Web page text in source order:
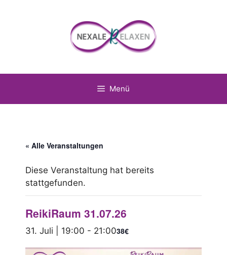
Menü
« Alle Veranstaltungen
Diese Veranstaltung hat bereits
stattgefunden.
ReikiRaum 31.07.26
31. Juli | 19:00 - 21:0038€